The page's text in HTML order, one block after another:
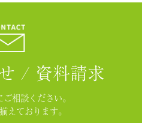
/ 資料請求
相談ください。
えております。